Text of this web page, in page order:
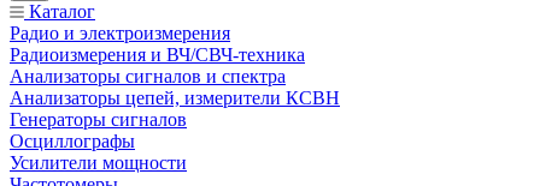
Каталог
Радио и электроизмерения
Радиоизмерения и ВЧ/СВЧ-техника
Анализаторы сигналов и спектра
Анализаторы цепей, измерители КСВН
Генераторы сигналов
Осциллографы
Усилители мощности